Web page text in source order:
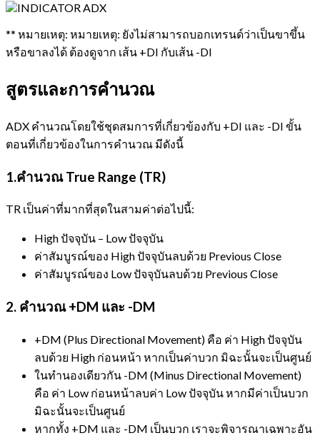
** หมายเหตุ: หมายเหตุ: ยังไม่สามารถบอกเทรนด์ว่าเป็นขาขึ้น
หรือขาลงได้ ต้องดูจาก เส้น +DI กับเส้น -DI
สูตรและการคำนวณ
ADX คำนวณโดยใช้ชุดสมการที่เกี่ยวข้องกับ +DI และ -DI ขั้น
ตอนที่เกี่ยวข้องในการคำนวณ มีดังนี้
1.คำนวณ True Range (TR)
TR เป็นค่าที่มากที่สุดในสามค่าต่อไปนี้:
High ปัจจุบัน – Low ปัจจุบัน
ค่าสัมบูรณ์ของ High ปัจจุบันลบด้วย Previous Close
ค่าสัมบูรณ์ของ Low ปัจจุบันลบด้วย Previous Close
2. คำนวณ +DM และ -DM
+DM (Plus Directional Movement) คือ ค่า High ปัจจุบัน
ลบด้วย High ก่อนหน้า หากเป็นค่าบวก มิฉะนั้นจะเป็นศูนย์
ในทำนองเดียวกัน -DM (Minus Directional Movement)
คือ ค่า Low ก่อนหน้าลบค่า Low ปัจจุบัน หากมีค่าเป็นบวก
มิฉะนั้นจะเป็นศูนย์
หากทั้ง +DM และ -DM เป็นบวก เราจะพิจารณาเฉพาะอัน